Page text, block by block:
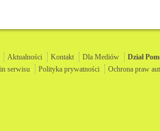
Aktualności Kontakt Dla Mediów Dział
serwisu
Polityka prywatności Ochrona praw